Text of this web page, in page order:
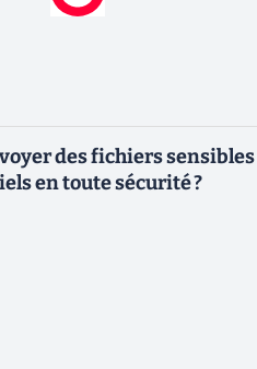
des fichiers sensibles
en toute sécurité ?